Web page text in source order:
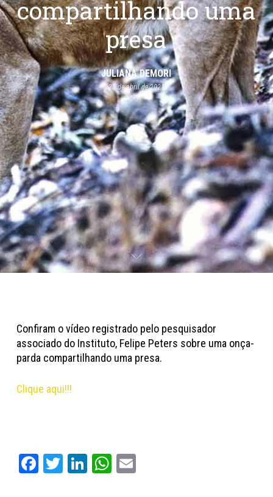
compartilhando uma
presa
JULIANA DEMORI
28 de abril de 2021
Confiram o vídeo registrado pelo pesquisador
associado do Instituto, Felipe Peters sobre uma onça-
parda compartilhando uma presa.
Clique aqui!!!
Facebook
Twitter
LinkedIn
WhatsApp
Email